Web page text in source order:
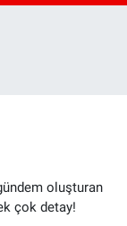
oluşturan
çok detay!